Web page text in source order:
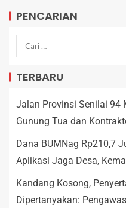
PENCARIAN
TERBARU
Jalan Provinsi Senilai 94
Gunung Tua dan
Dana BUMNag Rp210,7
Aplikasi Jaga Desa,
Kandang Kosong,
Dipertanyakan: